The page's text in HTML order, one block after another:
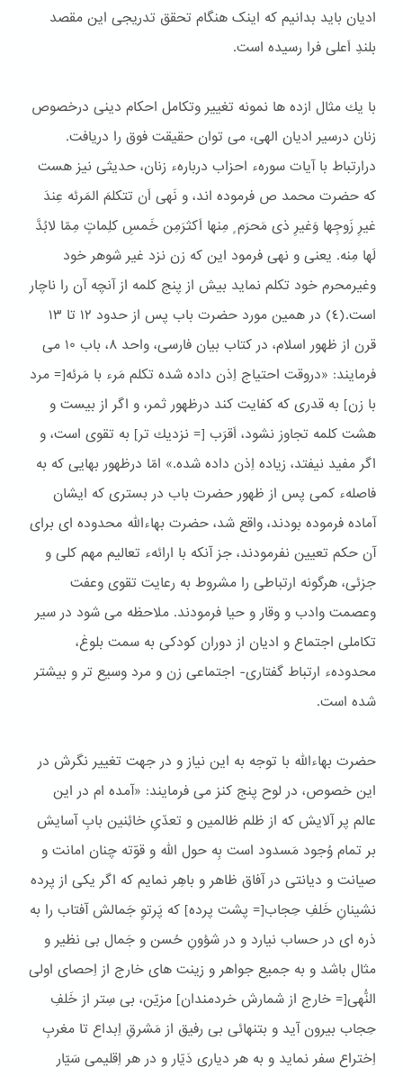
ادیان باید بدانیم که اینک هنگام تحقق تدریجی این مقصد
بلندِ اَعلی فرا رسیده است.
با یك مثال ازده ها نمونه تغییر وتكامل احكام دینی درخصوص
زنان درسیر ادیان الهی، می توان حقیقت فوق را دریافت.
درارتباط با آیات سورهء احزاب دربارهء زنان، حدیثی نیز هست
كه حضرت محمد ص فرموده اند، و نَهی اَن تتكلمَ المَرئه عِندَ
غیرِ زَوجِها وَغیرِ ذی مَحرَم ٍ مِنها اَكثرَمِن خَمسِ كلِماتٍ مِمّا لابُدَّ
لَها مِنه. یعنی و نهی فرمود این كه زن نزد غیر شوهر خود
وغیرمحرم خود تكلم نماید بیش از پنج كلمه از آنچه آن را ناچار
است.(٤) در همین مورد حضرت باب پس از حدود ١٢ تا ١٣
قرن از ظهور اسلام، در كتاب بیان فارسی، واحد ۸، باب ١۰ می
فرمایند: «دروقت احتیاج اِذن داده شده تكلم مَرء با مَرئه[= مرد
با زن] به قدری كه كفایت كند درظهور ثمر، و اگر از بیست و
هشت كلمه تجاوز نشود، اَقرَب [= نزدیك تر] به تقوی است، و
اگر مفید نیفتد، زیاده اِذن داده شده.» امّا درظهور بهایی كه به
فاصلهء كمی پس از ظهور حضرت باب در بستری كه ایشان
آماده فرموده بودند، واقع شد، حضرت بهاءالله محدوده ای برای
آن حكم تعیین نفرمودند، جز آنكه با ارائهء تعالیم مهم كلی و
جزئی، هرگونه ارتباطی را مشروط به رعایت تقوی وعفت
وعصمت وادب و وقار و حیا فرمودند. ملاحظه می شود در سیر
تکاملی اجتماع و ادیان از دوران کودکی به سمت بلوغ،
محدودهء ارتباط گفتاری- اجتماعی زن و مرد وسیع تر و بیشتر
شده است.
حضرت بهاءالله با توجه به این نیاز و در جهت تغییر نگرش در
این خصوص، در لوح پنج کنز می فرمایند: «آمده ام در این
عالم پر آلایش که از ظلم ظالمین و تعدّیِ خائِنین بابِ آسایش
بر تمام وُجود مَسدود است بِه حول الله و قوّته چنان امانت و
صیانت و دیانتی در آفاق ظاهر و باهِر نمایم که اگر یکی از پرده
نشینانِ خَلفِ حِجاب[= پشت پرده] که پَرتوِ جَمالش آفتاب را به
ذره ای در حساب نیارد و در شؤونِ حُسن و جَمال بی نظیر و
مثال باشد و به جمیع جواهر و زینت های خارج از اِحصای اولی
النُّهی[= خارج از شمارش خردمندان] مزیّن، بی سِتر از خَلفِ
حِجاب بیرون آید و بتنهائی بی رفیق از مَشرقِ اِبداع تا مغربِ
اِختراع سفر نماید و به هر دیاری دَیّار و در هر اِقلیمی سَیّار